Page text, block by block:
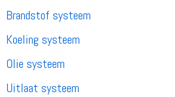
Brandstof systeem
Koeling systeem
Olie systeem
Uitlaat systeem